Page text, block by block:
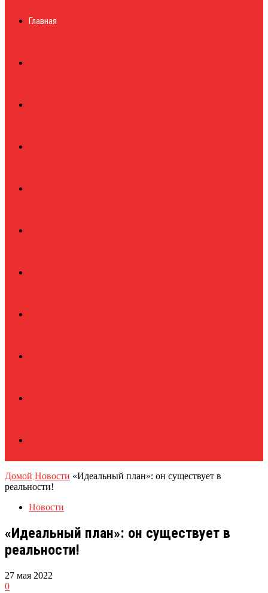
журналГлавная
Домой Новости «Идеальный план»: он существует в
реальности!
Новости
«Идеальный план»: он существует в
реальности!
27 мая 2022
0